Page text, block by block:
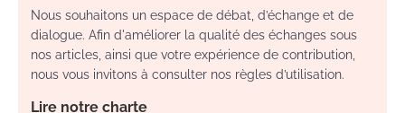
Nous souhaitons un espace de débat, d’échange et de
dialogue. Afin d'améliorer la qualité des échanges sous
nos articles, ainsi que votre expérience de contribution,
nous vous invitons à consulter nos règles d’utilisation.
Lire notre charte